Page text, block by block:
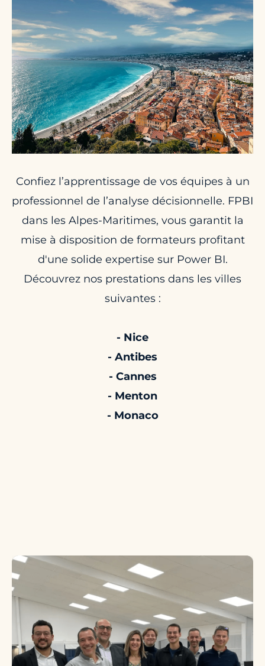
Confiez l’apprentissage de vos équipes à un
professionnel de l’analyse décisionnelle. FPBI
dans les Alpes-Maritimes, vous garantit la
mise à disposition de formateurs profitant
d'une solide expertise sur Power BI.
Découvrez nos prestations dans les villes
suivantes :
- Nice
- Antibes
- Cannes
- Menton
- Monaco